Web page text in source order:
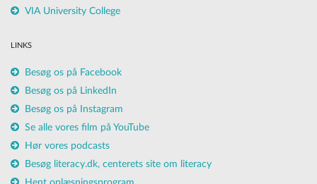
VIA University College
LINKS
Besøg os på Facebook
Besøg os på LinkedIn
Besøg os på Instagram
Se alle vores film på YouTube
Hør vores podcasts
Besøg literacy.dk, centerets site om literacy